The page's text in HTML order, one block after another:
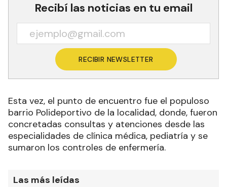
Recibí las noticias en tu email
RECIBIR NEWSLETTER
Esta vez, el punto de encuentro fue el populoso
barrio Polideportivo de la localidad, donde, fueron
concretadas consultas y atenciones desde las
especialidades de clínica médica, pediatría y se
sumaron los controles de enfermería.
Las más leídas